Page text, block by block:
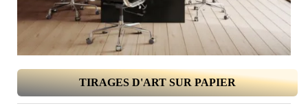
TIRAGES D'ART SUR PAPIER